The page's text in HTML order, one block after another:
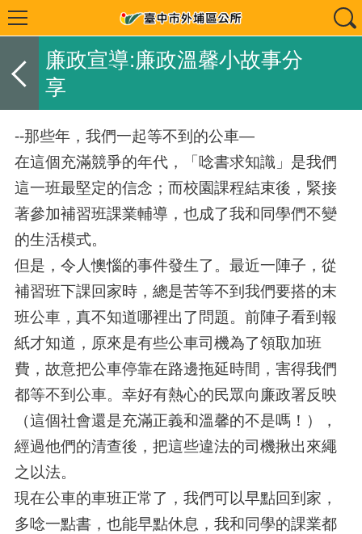
廉政宣導:廉政溫馨小故事分
享
--那些年，我們一起等不到的公車—
在這個充滿競爭的年代，「唸書求知識」是我們
這一班最堅定的信念；而校園課程結束後，緊接
著參加補習班課業輔導，也成了我和同學們不變
的生活模式。
但是，令人懊惱的事件發生了。最近一陣子，從
補習班下課回家時，總是苦等不到我們要搭的末
班公車，真不知道哪裡出了問題。前陣子看到報
紙才知道，原來是有些公車司機為了領取加班
費，故意把公車停靠在路邊拖延時間，害得我們
都等不到公車。幸好有熱心的民眾向廉政署反映
（這個社會還是充滿正義和溫馨的不是嗎！），
經過他們的清查後，把這些違法的司機揪出來繩
之以法。
現在公車的車班正常了，我們可以早點回到家，
多唸一點書，也能早點休息，我和同學的課業都